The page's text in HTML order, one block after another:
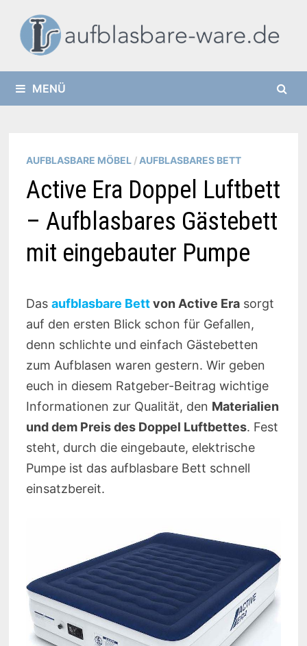
zum
Inhalt
MENÜ
AUFBLASBARE MÖBEL/ AUFBLASBARES BETT
Active Era Doppel Luftbett
– Aufblasbares Gästebett
mit eingebauter Pumpe
Das aufblasbare Bettvon Active Erasorgt
auf den ersten Blick schon für Gefallen,
denn schlichte und einfach Gästebetten
zum Aufblasen waren gestern. Wir geben
euch in diesem Ratgeber-Beitrag wichtige
Informationen zur Qualität, den Materialien
und dem Preis des Doppel Luftbettes. Fest
steht, durch die eingebaute, elektrische
Pumpe ist das aufblasbare Bett schnell
einsatzbereit.